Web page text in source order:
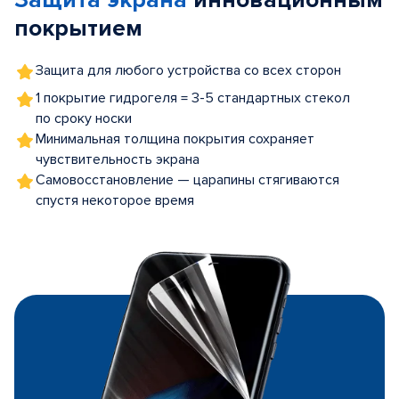
покрытием
Защита для любого устройства со всех сторон
1 покрытие гидрогеля = 3-5 стандартных стекол
по сроку носки
Минимальная толщина покрытия сохраняет
чувствительность экрана
Самовосстановление — царапины стягиваются
спустя некоторое время